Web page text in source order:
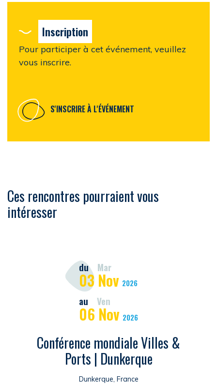
Inscription
Pour participer à cet événement, veuillez
vous inscrire.
S'INSCRIRE À L'ÉVÉNEMENT
Ces rencontres pourraient vous
intéresser
du Mar
03 Nov 2026
au Ven
06 Nov 2026
Conférence mondiale Villes &
Ports | Dunkerque
Dunkerque, France